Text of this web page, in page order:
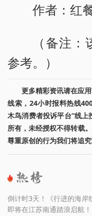
作者：红
（备注
参考。）
更多精彩资讯请在应
线索，24小时报料热线
木鸟消费者投诉平台”线
所有，未经授权不得转载
尊重原创的行为我们将追究
倒计时3天！《行进的海岸
即将在江苏南通踏浪启航！